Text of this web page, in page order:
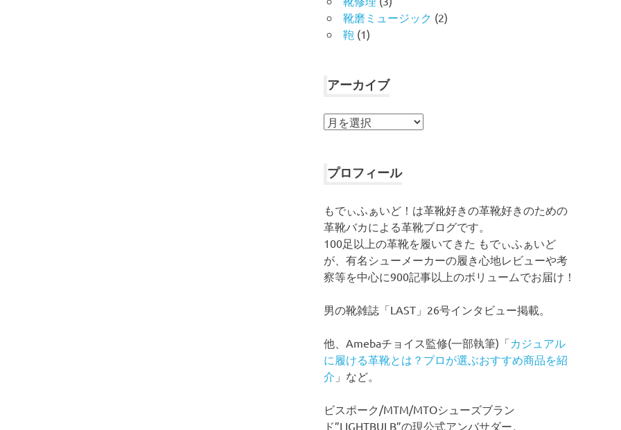
靴磨ミュージック (2)
鞄 (1)
アーカイブ
ア
イ
プロフィール
もでぃふぁいど！は革靴好きの革靴好きのための
革靴バカによる革靴ブログです。
100足以上の革靴を履いてきた もでぃふぁいど
が、有名シューメーカーの履き心地レビューや考
察等を中心に900記事以上のボリュームでお届け！
男の靴雑誌「LAST」26号インタビュー掲載。
他、Amebaチョイス監修(一部執筆)「カジュアル
に履ける革靴とは？プロが選ぶおすすめ商品を紹
介 」など。
ビスポーク/MTM/MTOシューズブラン
ド”LIGHTBULB”の現公式アンバサダー。